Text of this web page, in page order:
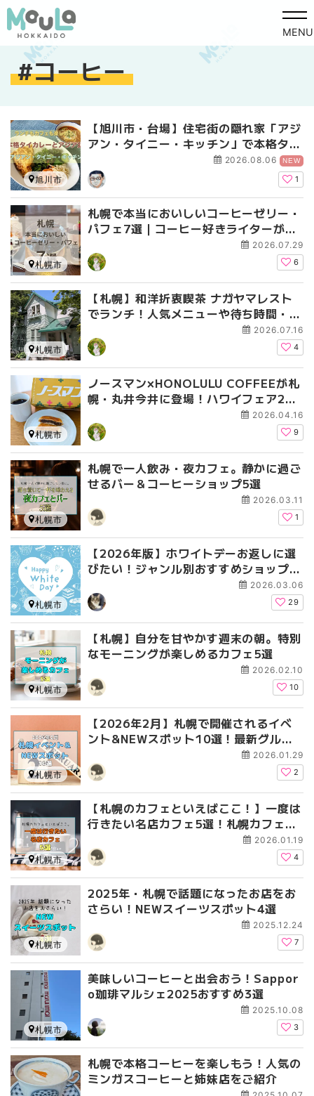
MENU
コーヒー
【旭川市・台場】住宅街の隠れ家「アジ
アン・タイニー・キッチン」で本格タイ
カレーと週替わりアジア料理を満喫♪
2026.08.06 NEW
1
旭川市
札幌で本当においしいコーヒーゼリー・
パフェ7選｜コーヒー好きライターが厳
2026.07.29
6
札幌市
【札幌】和洋折衷喫茶 ナガヤマレスト
でランチ！人気メニューや待ち時間・予
2026.07.16
4
札幌市
ノースマン×HONOLULU COFFEEが札
幌・丸井今井に登場！ハワイフェア202
2026.04.16
9
札幌市
札幌で一人飲み・夜カフェ。静かに過ご
せるバー＆コーヒーショップ5選
2026.03.11
1
札幌市
【2026年版】ホワイトデーお返しに選
びたい！ジャンル別おすすめショップガ
2026.03.06
29
札幌市
【札幌】自分を甘やかす週末の朝。特別
なモーニングが楽しめるカフェ5選
2026.02.10
10
札幌市
【2026年2月】札幌で開催されるイベ
ント&NEWスポット10選！最新グルメ
2026.01.29
2
札幌市
【札幌のカフェといえばここ！】一度は
行きたい名店カフェ5選！札幌カフェ文
化の原点で、癒しの時間を過ごそう2026.01.19
4
札幌市
2025年・札幌で話題になったお店をお
さらい！NEWスイーツスポット4選
2025.12.24
7
札幌市
美味しいコーヒーと出会おう！Sappor
o珈琲マルシェ2025おすすめ3選
2025.10.08
3
札幌市
札幌で本格コーヒーを楽しもう！人気の
ミンガスコーヒーと姉妹店をご紹介